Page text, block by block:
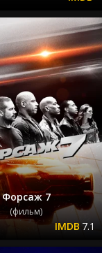
Форсаж 7
(фильм)
7.1